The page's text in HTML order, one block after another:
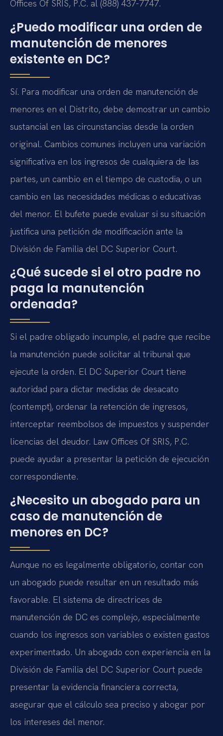
Offices Of SRIS, P.C. al (888) 437-7747.
¿Puedo modificar una orden de
manutención de menores
existente en DC?
Sí. Para modificar una orden de manutención de
menores en el Distrito, debe demostrar un cambio
sustancial en las circunstancias desde la orden
original. Cambios comunes incluyen una variación
significativa en los ingresos de cualquiera de las
partes, un cambio en el tiempo de custodia, o un
cambio en las necesidades médicas o educativas
del menor. El bufete puede evaluar si su situación
justifica una petición de modificación ante la
División de Familia del DC Superior Court.
¿Qué sucede si el otro padre no
paga la manutención
ordenada?
Si el padre obligado incumple, el padre que recibe
la manutención puede solicitar al tribunal que
ejecute la orden. El DC Superior Court tiene
autoridad para dictar medidas de desacato
(contempt), ordenar la retención de ingresos,
interceptar reembolsos de impuestos y suspender
licencias del deudor. Law Offices Of SRIS, P.C.
puede ayudar a presentar la petición de ejecución
correspondiente.
¿Necesito un abogado para un
caso de manutención de
menores en DC?
Aunque no es legalmente obligatorio, contar con
un abogado puede resultar en un resultado más
favorable. El sistema de directrices de
manutención de DC es complejo, especialmente
cuando los ingresos son variables o existen gastos
experimentado. Un abogado con experiencia en la
División de Familia del DC Superior Court puede
presentar la evidencia financiera correcta,
asegurar que el cálculo sea preciso y abogar por
los intereses del menor.